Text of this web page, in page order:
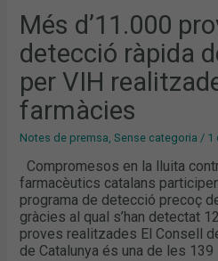
Més d’11.000
detecció ràpida
per VIH
farmàcies
Notes de premsa,Sense categoria / 1
Compromesos en la lluita
farmacèutics catalans
programa de detecció precoç
gràcies al qual s’han detectat
proves realitzades El Consell
de Catalunya és una de les 139
INFECCIÓ
PER
VIH
REALITZADES
DES
LES
FARMÀCIES